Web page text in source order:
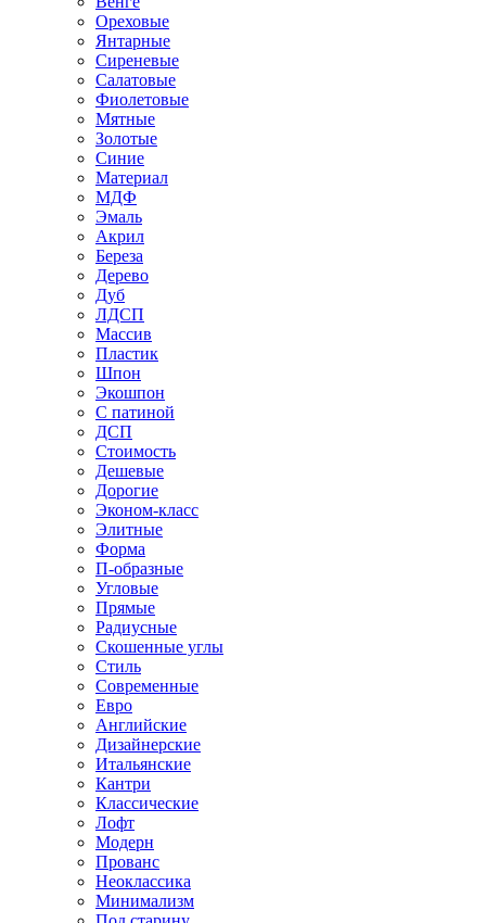
Ореховые
Янтарные
Сиреневые
Салатовые
Фиолетовые
Мятные
Золотые
Синие
Материал
МДФ
Эмаль
Акрил
Береза
Дерево
Дуб
ЛДСП
Массив
Пластик
Шпон
Экошпон
С патиной
ДСП
Стоимость
Дешевые
Дорогие
Эконом-класс
Элитные
Форма
П-образные
Угловые
Прямые
Радиусные
Скошенные углы
Стиль
Современные
Евро
Английские
Дизайнерские
Итальянские
Кантри
Классические
Лофт
Модерн
Прованс
Неоклассика
Минимализм